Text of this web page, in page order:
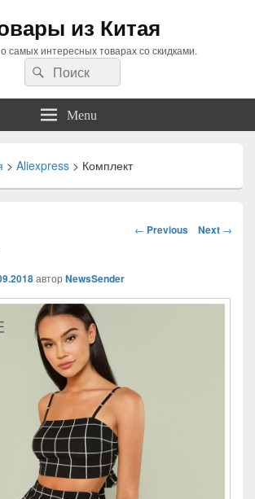
из Китая
самых интересных товарах со скидками.
Search
for:
Search
Menu
> Aliexpress > Комплект
Навигация
← Previous Next →
автор NewsSender